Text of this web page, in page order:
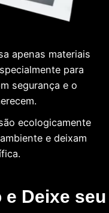
apenas materiais
para
segurança e o
ecologicamente
e deixam
e Deixe seu